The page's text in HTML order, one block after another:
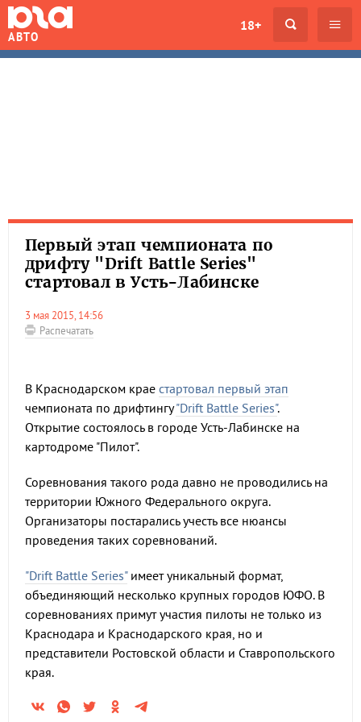
АВТО
18+
Первый этап чемпионата по
дрифту "Drift Battle Series"
стартовал в Усть-Лабинске
3 мая 2015, 14:56
Распечатать
В Краснодарском крае стартовал первый этап
чемпионата по дрифтингу"Drift Battle Series".
Открытие состоялось в городе Усть-Лабинске на
картодроме "Пилот".
Соревнования такого рода давно не проводились на
территории Южного Федерального округа.
Организаторы постарались учесть все нюансы
проведения таких соревнований.
"Drift Battle Series"имеет уникальный формат,
объединяющий несколько крупных городов ЮФО. В
соревнованиях примут участия пилоты не только из
Краснодара и Краснодарского края, но и
представители Ростовской области и Ставропольского
края.